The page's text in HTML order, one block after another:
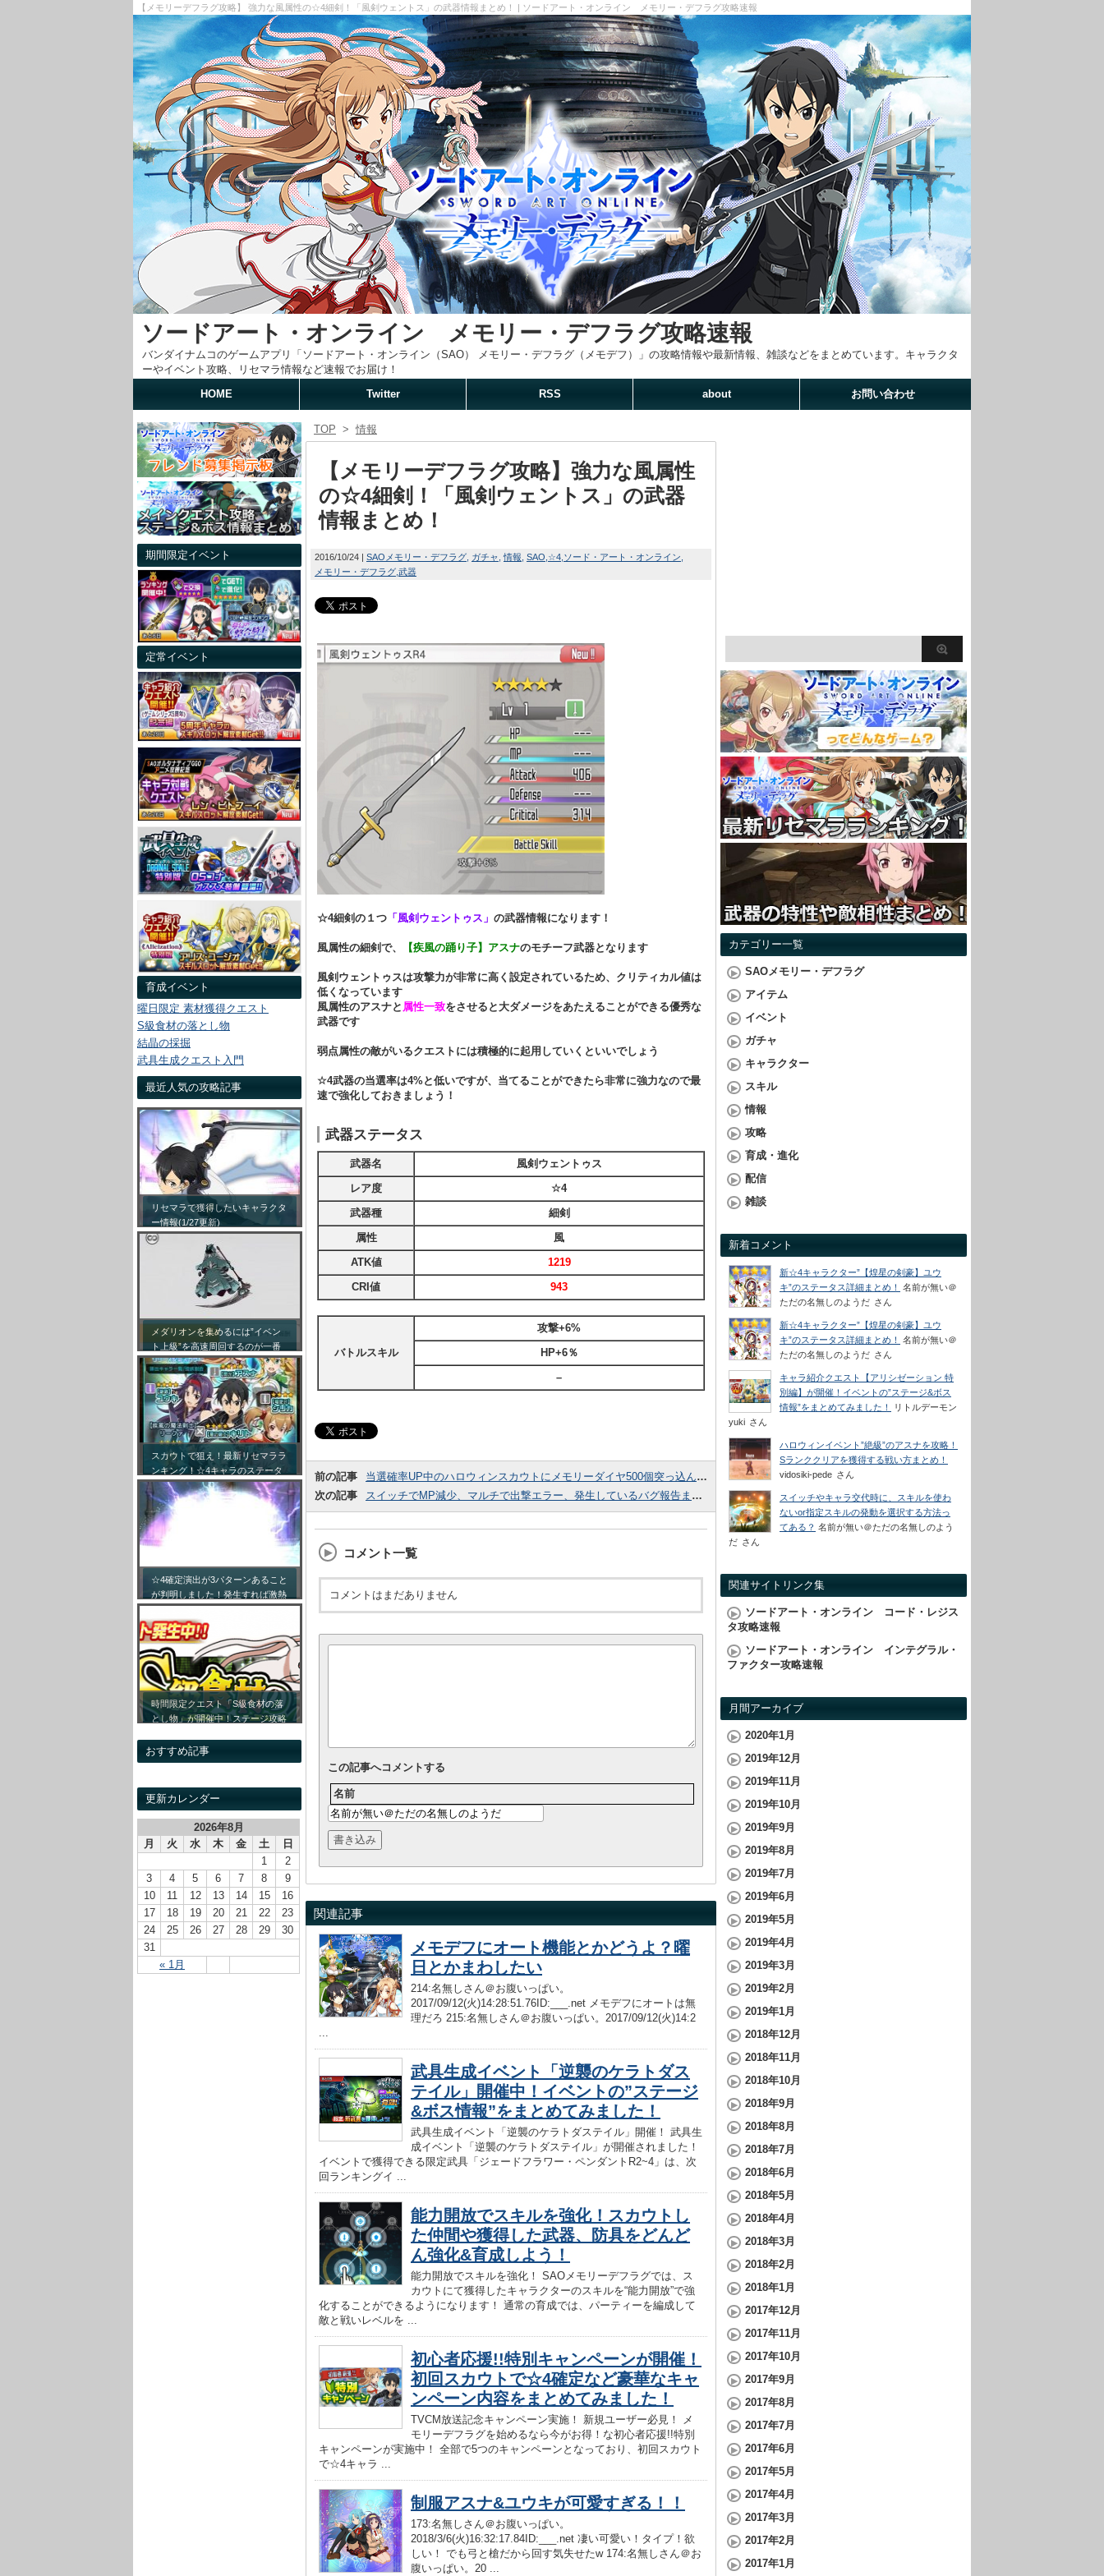
【メモリーデフラグ攻略】 強力な風属性の☆4細剣！「風剣ウェントス」の武器情報まとめ！ | ソードアート・オンライン メモリー・デフラグ攻略速報
ソードアート・オンライン メモリー・デフラグ攻略速報
バンダイナムコのゲームアプリ「ソードアート・オンライン（SAO） メモリー・デフラグ（メモデフ）」の攻略情報や最新情報、雑談などをまとめています。キャラクタ
ーやイベント攻略、リセマラ情報など速報でお届け！
HOME
Twitter RSS about お問い合わせ
期間限定イベント
定常イベント
育成イベント
曜日限定 素材獲得クエスト
S級食材の落とし物
結晶の採掘
武具生成クエスト入門
最近人気の攻略記事
リセマラで獲得したいキャラクタ
ー情報(1/27更新)
メダリオンを集めるには”イベン
ト上級”を高速周回するのが一番
効率が良い模様！
スカウトで狙え！最新リセマララ
ンキング！☆4キャラのステータ
ス詳細まとめ！【最新キャラ対応
リセマラ】
☆4確定演出が3パターンあること
が判明しました！発生すれば激熱
です！！
時間限定クエスト「S級食材の落
とし物」が開催中！ステージ攻略
した！
おすすめ記事
更新カレンダー
2026年8月
月
火 水 木 金 土 日
« 1月
1
2
3
4 5 6 7 8
9
10
11 12 13 14 15
16
17
18 19 20 21 22
23
24
25 26 27 28 29
30
31
TOP > 情報
【メモリーデフラグ攻略】強力な風属性
の☆4細剣！「風剣ウェントス」の武器
情報まとめ！
2016/10/24 SAOメモリー・デフラグ ガチャ 情報 SAO ☆4 ソード・アート・オンライン
メモリー・デフラグ 武器
☆4細剣の１つ 「風剣ウェントゥス」 の武器情報になります！
風属性の細剣で、 【疾風の踊り子】アスナのモチーフ武器となります
風剣ウェントゥスは攻撃力が非常に高く設定されているため、クリティカル値は
低くなっています
風属性のアスナと 属性一致をさせると大ダメージをあたえることができる優秀な
武器です
弱点属性の敵がいるクエストには積極的に起用していくといいでしょう
☆4武器の当選率は4%と低いですが、当てることができたら非常に強力なので最
速で強化しておきましょう！
武器ステータス
武器名
風剣ウェントゥス
レア度
☆4
武器種
細剣
属性
風
ATK値
1219
CRI値
943
バトルスキル
攻撃+6%
HP+6％
–
前の記事
当選確率UP中のハロウィンスカウトにメモリーダイヤ500個突っ込んだ結果！
次の記事
スイッチでMP減少、マルチで出撃エラー、発生しているバグ報告まとめ！
コメント一覧
コメントはまだありません
この記事へコメントする
名前
関連記事
メモデフにオート機能とかどうよ？曜
日とかまわしたい
214:名無しさん＠お腹いっぱい。
2017/09/12(火)14:28:51.76ID:___.net メモデフにオートは無
理だろ 215:名無しさん＠お腹いっぱい。2017/09/12(火)14:2
...
武具生成イベント「逆襲のケラトダス
テイル」開催中！イベントの”ステージ
&ボス情報”をまとめてみました！
武具生成イベント「逆襲のケラトダステイル」開催！ 武具生
成イベント「逆襲のケラトダステイル」が開催されました！
イベントで獲得できる限定武具「ジェードフラワー・ペンダントR2~4」は、次
回ランキングイ ...
能力開放でスキルを強化！スカウトし
た仲間や獲得した武器、防具をどんど
ん強化&育成しよう！
能力開放でスキルを強化！ SAOメモリーデフラグでは、ス
カウトにて獲得したキャラクターのスキルを“能力開放”で強
化することができるようになります！ 通常の育成では、パーティーを編成して
敵と戦いレベルを ...
初心者応援!!特別キャンペーンが開催！
初回スカウトで☆4確定など豪華なキャ
ンペーン内容をまとめてみました！
TVCM放送記念キャンペーン実施！ 新規ユーザー必見！ メ
モリーデフラグを始めるなら今がお得！な初心者応援!!特別
キャンペーンが実施中！ 全部で5つのキャンペーンとなっており、初回スカウト
で☆4キャラ ...
制服アスナ&ユウキが可愛すぎる！！
173:名無しさん＠お腹いっぱい。
2018/3/6(火)16:32:17.84ID:___.net 凄い可愛い！タイプ！欲
しい！ でも弓と槍だから回す気失せたw 174:名無しさん＠お
腹いっぱい。20 ...
カテゴリー一覧
SAOメモリー・デフラグ
アイテム
イベント
ガチャ
キャラクター
スキル
情報
攻略
育成・進化
配信
雑談
新着コメント
新☆4キャラクター”【煌星の剣豪】ユウ
キ”のステータス詳細まとめ！
名前が無い＠
ただの名無しのようだ さん
新☆4キャラクター”【煌星の剣豪】ユウ
キ”のステータス詳細まとめ！
名前が無い＠
ただの名無しのようだ さん
キャラ紹介クエスト【アリシゼーション 特
別編】が開催！イベントの”ステージ&ボス
情報”をまとめてみました！
リトルデーモン
yuki さん
ハロウィンイベント”絶級”のアスナを攻略！
Sランククリアを獲得する戦い方まとめ！
vidosiki-pede さん
スイッチやキャラ交代時に、スキルを使わ
ないor指定スキルの発動を選択する方法っ
てある？ 名前が無い＠ただの名無しのよう
だ さん
関連サイトリンク集
ソードアート・オンライン コード・レジス
タ攻略速報
ソードアート・オンライン インテグラル・
ファクター攻略速報
月間アーカイブ
2020年1月
2019年12月
2019年11月
2019年10月
2019年9月
2019年8月
2019年7月
2019年6月
2019年5月
2019年4月
2019年3月
2019年2月
2019年1月
2018年12月
2018年11月
2018年10月
2018年9月
2018年8月
2018年7月
2018年6月
2018年5月
2018年4月
2018年3月
2018年2月
2018年1月
2017年12月
2017年11月
2017年10月
2017年9月
2017年8月
2017年7月
2017年6月
2017年5月
2017年4月
2017年3月
2017年2月
2017年1月